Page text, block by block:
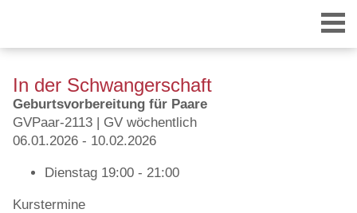
Login
In der Schwangerschaft
Geburtsvorbereitung für Paare
GVPaar-2113 | GV wöchentlich
06.01.2026 - 10.02.2026
Dienstag 19:00 - 21:00
Kurstermine